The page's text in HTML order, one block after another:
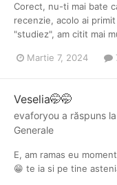
Corect, nu-ti mai bate
recenzie, acolo ai
"studiez", am citit mai
Martie 7, 2024
Veselia🤭🤭
evaforyou a răspuns
Generale
E, am ramas eu
😁 te ia si pe tine